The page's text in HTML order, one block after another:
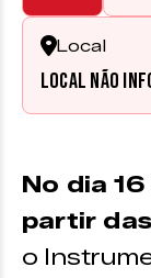
Local
Local não
No dia
partir
o